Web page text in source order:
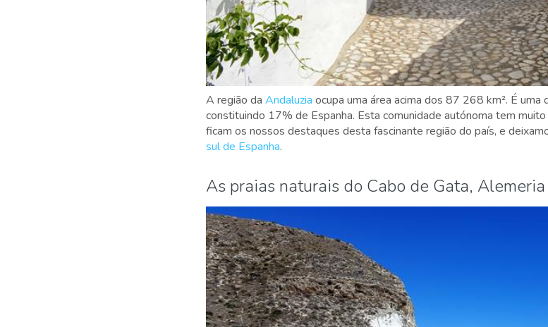
A região da Andaluzia ocupa uma área acima dos 87 268 km². É uma
constituindo 17% de Espanha. Esta comunidade autónoma tem
ficam os nossos destaques desta fascinante região do país, e
sul de Espanha.
As praias naturais do Cabo de Gata, Alemeria